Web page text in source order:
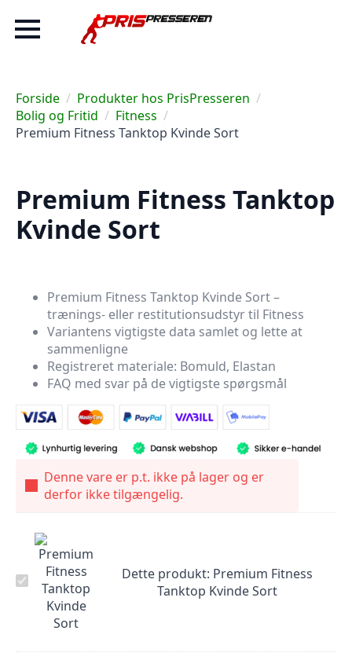
Forside
Produkter hos PrisPresseren
Bolig og Fritid
Fitness
Premium Fitness Tanktop Kvinde Sort
Premium Fitness Tanktop
Kvinde Sort
Premium Fitness Tanktop Kvinde Sort –
trænings- eller restitutionsudstyr til Fitness
Variantens vigtigste data samlet og lette at
sammenligne
Registreret materiale: Bomuld, Elastan
FAQ med svar på de vigtigste spørgsmål
Denne vare er p.t. ikke på lager og er
derfor ikke tilgængelig.
Premium
Fitness
Tanktop
Kvinde
Dette produkt: Premium Fitness
Tanktop Kvinde Sort